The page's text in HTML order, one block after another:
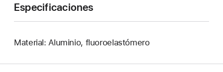
Especificaciones
Material: Aluminio, fluoroelastómero